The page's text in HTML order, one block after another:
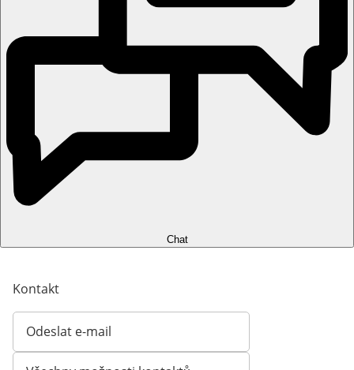
Chat
Kontakt
Odeslat e-mail
Otevírá e-mailového klienta